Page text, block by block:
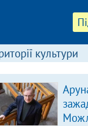
культури